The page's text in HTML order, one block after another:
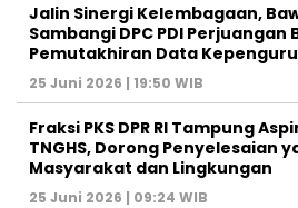
Jalin Sinergi Kelembagaan,
Sambangi DPC PDI Perjuangan
Pemutakhiran Data
25 Juni 2026 | 19:50 WIB
‎Fraksi PKS DPR RI Tampung
TNGHS, Dorong Penyelesaian
Masyarakat dan Lingkungan‎
25 Juni 2026 | 09:24 WIB